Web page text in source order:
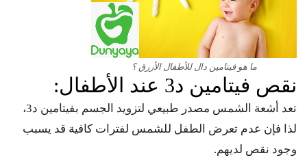
ما هو فيتامين دال للأطفال الأزرق ؟
نقص فيتامين د3 عند الأطفال:
تعد أشعة الشمس مصدر طبيعي لتزويد الجسم بفيتامين د3،
لذا فإن عدم تعرض الطفل للشمس لفترات كافية قد يسبب
وجود نقص لديهم.